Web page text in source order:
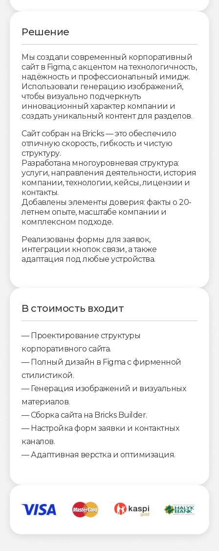
Решение
Мы создали современный корпоративный
сайт в Figma, с акцентом на технологичность,
надёжность и профессиональный имидж.
Использовали генерацию изображений,
чтобы визуально подчеркнуть
инновационный характер компании и
создать уникальный контент для разделов.
Сайт собран на Bricks — это обеспечило
отличную скорость, гибкость и чистую
структуру.
Разработана многоуровневая структура:
услуги, направления деятельности, история
компании, технологии, кейсы, лицензии и
контакты.
Добавлены элементы доверия: факты о 20-
летнем опыте, масштабе компании и
комплексном подходе.
Реализованы формы для заявок,
интеграции кнопок связи, а также
адаптация под любые устройства.
В стоимость входит
— Проектирование структуры
корпоративного сайта.
— Полный дизайн в Figma с фирменной
стилистикой.
— Генерация изображений и визуальных
материалов.
— Сборка сайта на Bricks Builder.
— Настройка форм заявки и контактных
каналов.
— Адаптивная верстка и оптимизация.